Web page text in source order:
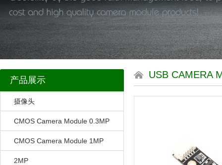
产品展示
摄像头
CMOS Camera Module 0.3MP
CMOS Camera Module 1MP
2MP
USB CAMERA